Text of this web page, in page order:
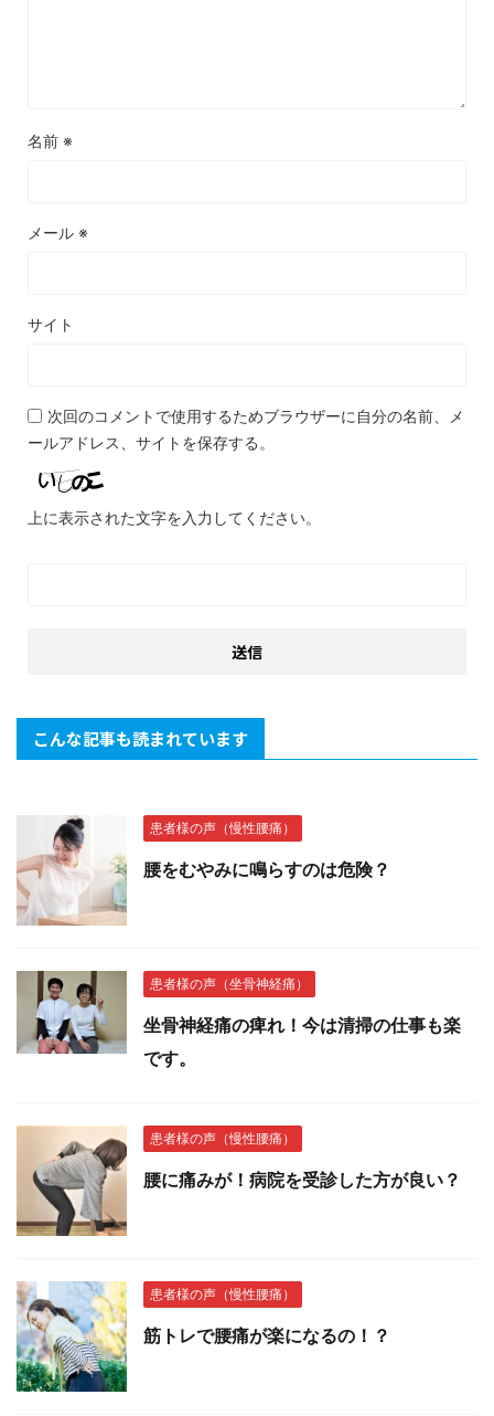
名前 ※
メール ※
サイト
次回のコメントで使用するためブラウザーに自分の名前、メ
ールアドレス、サイトを保存する。
上に表示された文字を入力してください。
こんな記事も読まれています
患者様の声（慢性腰痛）
腰をむやみに鳴らすのは危険？
患者様の声（坐骨神経痛）
坐骨神経痛の痺れ！今は清掃の仕事も楽
です。
患者様の声（慢性腰痛）
腰に痛みが！病院を受診した方が良い？
患者様の声（慢性腰痛）
筋トレで腰痛が楽になるの！？